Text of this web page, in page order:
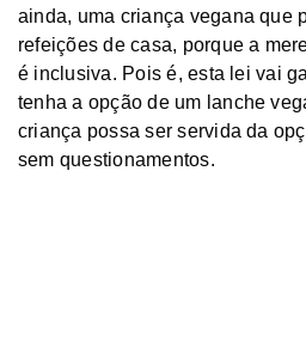
ainda, uma criança vegana que
refeições de casa, porque a
é inclusiva. Pois é, esta lei vai
tenha a opção de um lanche
criança possa ser servida da
sem questionamentos.